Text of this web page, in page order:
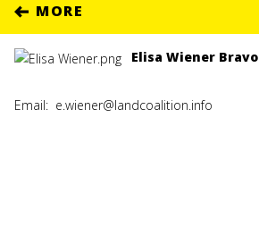
MORE
Elisa Wiener Bravo
Email: e.wiener@landcoalition.info